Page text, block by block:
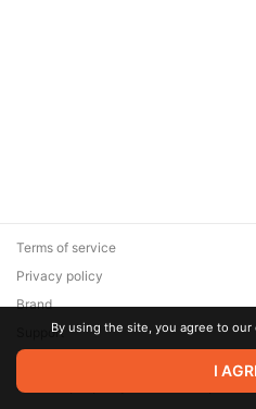
© 2026 Zaya Solutions Limited.
are the property of their respective
Terms of service
Privacy policy
Brand
SupportBy using the site, you agree to
I